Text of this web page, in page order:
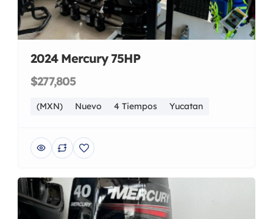
2024 Mercury 75HP
$277,805
(MXN) Nuevo 4 Tiempos Yucatan